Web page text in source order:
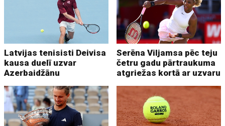
Latvijas tenisisti Deivisa
kausa duelī uzvar
Azerbaidžānu
Serēna Viljamsa pēc teju
četru gadu pārtraukuma
atgriežas kortā ar uzvaru